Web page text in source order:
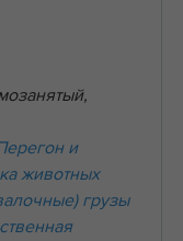
и
животных
грузы